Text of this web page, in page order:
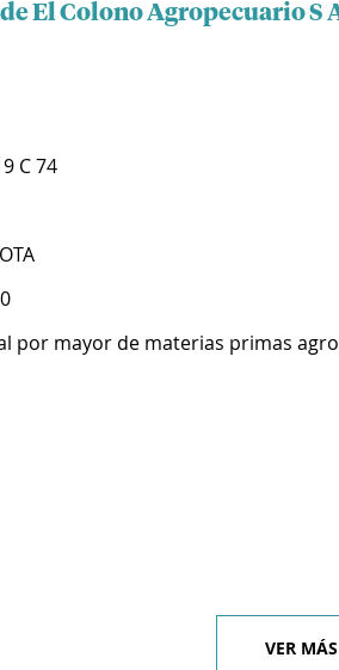
El Colono Agropecuario S
C 74
por mayor de materias primas
VER